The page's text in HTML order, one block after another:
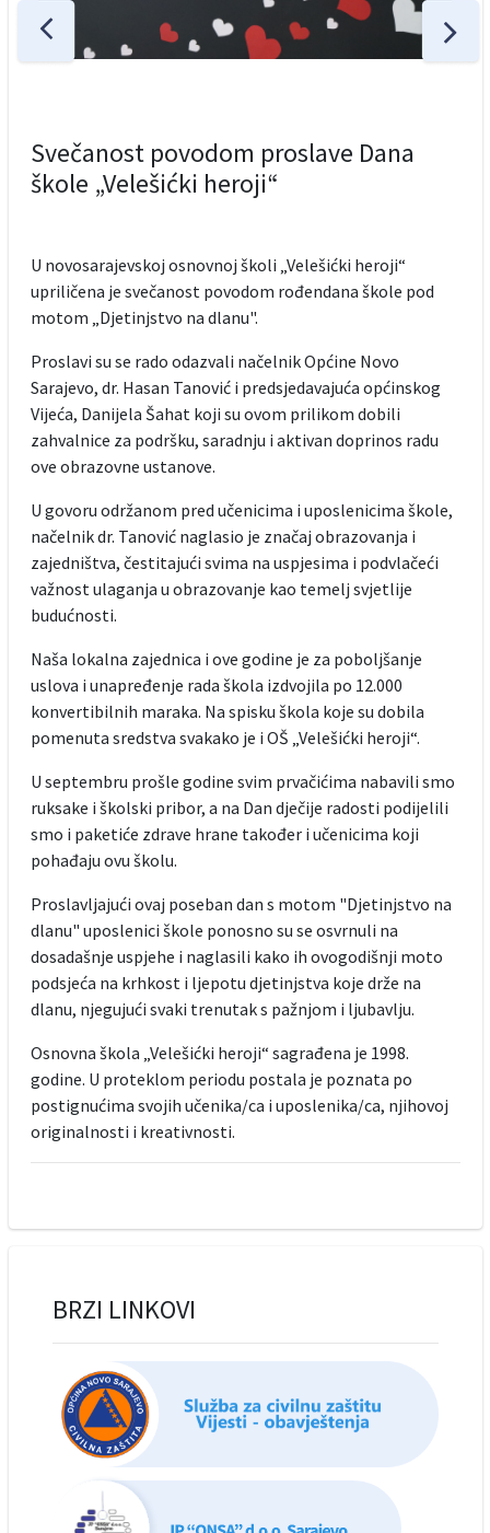
Svečanost povodom proslave Dana
škole „Velešićki heroji“
U novosarajevskoj osnovnoj školi „Velešićki heroji“
upriličena je svečanost povodom rođendana škole pod
motom „Djetinjstvo na dlanu".
Proslavi su se rado odazvali načelnik Općine Novo
Sarajevo, dr. Hasan Tanović i predsjedavajuća općinskog
Vijeća, Danijela Šahat koji su ovom prilikom dobili
zahvalnice za podršku, saradnju i aktivan doprinos radu
ove obrazovne ustanove.
U govoru održanom pred učenicima i uposlenicima škole,
načelnik dr. Tanović naglasio je značaj obrazovanja i
zajedništva, čestitajući svima na uspjesima i podvlačeći
važnost ulaganja u obrazovanje kao temelj svjetlije
budućnosti.
Naša lokalna zajednica i ove godine je za poboljšanje
uslova i unapređenje rada škola izdvojila po 12.000
konvertibilnih maraka. Na spisku škola koje su dobila
pomenuta sredstva svakako je i OŠ „Velešićki heroji“.
U septembru prošle godine svim prvačićima nabavili smo
ruksake i školski pribor, a na Dan dječije radosti podijelili
smo i paketiće zdrave hrane također i učenicima koji
pohađaju ovu školu.
Proslavljajući ovaj poseban dan s motom "Djetinjstvo na
dlanu" uposlenici škole ponosno su se osvrnuli na
dosadašnje uspjehe i naglasili kako ih ovogodišnji moto
podsjeća na krhkost i ljepotu djetinjstva koje drže na
dlanu, njegujući svaki trenutak s pažnjom i ljubavlju.
Osnovna škola „Velešićki heroji“ sagrađena je 1998.
godine. U proteklom periodu postala je poznata po
postignućima svojih učenika/ca i uposlenika/ca, njihovoj
originalnosti i kreativnosti.
BRZI LINKOVI